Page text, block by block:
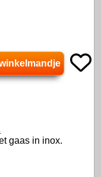
gaas in inox.